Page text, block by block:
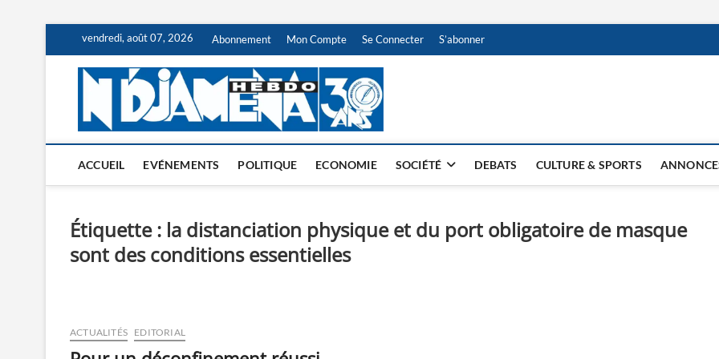
content
vendredi, août 07, 2026 Abonnement Mon Compte Se Connecter S’abonner
NDJAMENA HEBDO
ACCUEIL EVÉNEMENTS POLITIQUE ECONOMIE SOCIÉTÉ DEBATS CULTURE & SPORTS
Étiquette : la distanciation physique et du port obligatoire de masque
sont des conditions essentielles
ACTUALITÉS EDITORIAL